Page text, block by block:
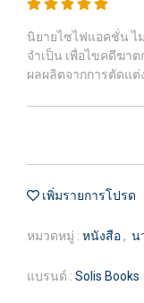
นิยายไซไฟแอคชั่น ไ
จำเป็น เพื่อไขคดีฆา
ผลผลิตจากการตัดแต่
เพิ่มรายการโปรด
หมวดหมู่ : หนังสือ , น
แบรนด์ : Solis Books